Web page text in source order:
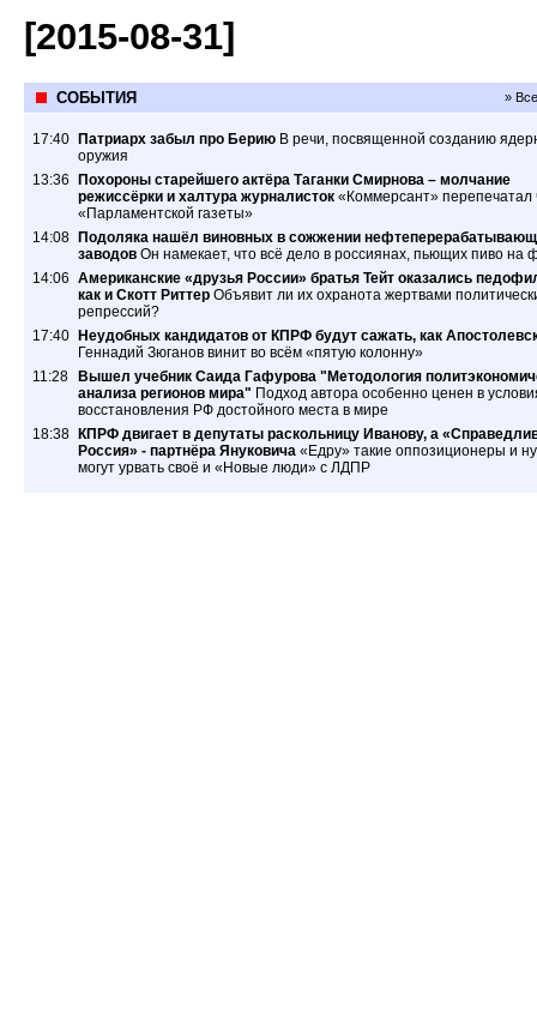
[2015-08-31]
СОБЫТИЯ »
17:40 Патриарх забыл про Берию В речи, посвященной созданию
оружия
13:36 Похороны старейшего актёра Таганки Смирнова – молчание
режиссёрки и халтура журналисток «Коммерсант» перепечатал
«Парламентской газеты»
14:08 Подоляка нашёл виновных в сожжении
заводов Он намекает, что всё дело в россиянах, пьющих пиво на
14:06 Американские «друзья России» братья Тейт оказались
как и Скотт Риттер Объявит ли их охранота жертвами
репрессий?
17:40 Неудобных кандидатов от КПРФ будут сажать, как
Геннадий Зюганов винит во всём «пятую колонну»
11:28 Вышел учебник Саида Гафурова "Методология
анализа регионов мира" Подход автора особенно ценен в
восстановления РФ достойного места в мире
18:38 КПРФ двигает в депутаты раскольницу Иванову, а
Россия» - партнёра Януковича «Едру» такие оппозиционеры и
могут урвать своё и «Новые люди» с ЛДПР